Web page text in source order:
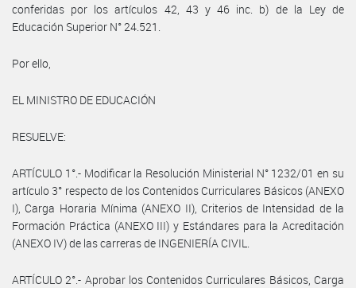
conferidas por los artículos 42, 43 y 46 inc. b) de la Ley de
Educación Superior N° 24.521.
Por ello,
EL MINISTRO DE EDUCACIÓN
RESUELVE:
ARTÍCULO 1°.- Modificar la Resolución Ministerial N° 1232/01 en su
artículo 3° respecto de los Contenidos Curriculares Básicos (ANEXO
I), Carga Horaria Mínima (ANEXO II), Criterios de Intensidad de la
Formación Práctica (ANEXO III) y Estándares para la Acreditación
(ANEXO IV) de las carreras de INGENIERÍA CIVIL.
ARTÍCULO 2°.- Aprobar los Contenidos Curriculares Básicos, Carga